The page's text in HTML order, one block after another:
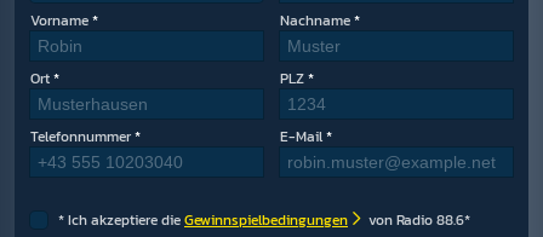
Vorname Nachname
Ort PLZ
Telefonnummer E-Mail
Ich akzeptiere dieGewinnspielbedingungen
von Radio 88.6*